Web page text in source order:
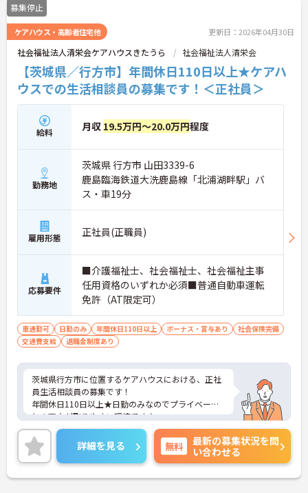
募集停止
ケアハウス・高齢者住宅他 更新日：2026年04月30日
社会福祉法人清栄会ケアハウスきたうら 社会福祉法人清栄会
【茨城県／行方市】年間休日110日以上★ケアハ
ウスでの生活相談員の募集です！＜正社員＞
給料 月収 19.5万円～20.0万円程度
勤務地
茨城県 行方市 山田3339-6
鹿島臨海鉄道大洗鹿島線「北浦湖畔駅」バ
ス・車19分
雇用形態 正社員(正職員)
応募要件
■介護福祉士、社会福祉士、社会福祉主事
任用資格のいずれか必須■普通自動車運転
免許（AT限定可）
車通勤可 日勤のみ 年間休日110日以上 ボーナス・賞与あり
社会保険完備
交通費支給
退職金制度あり
茨城県行方市に位置するケアハウスにおける、正社
員生活相談員の募集です！
年間休日110日以上★日勤のみなのでプライベート
との両立が取りやすい環境です♪
ご興味ある方には、面接対策ポイントなど、さらに
詳細をお話しいたしますのでお気軽にご相談くださ
い。
詳細を見る 無料
最新の募集状況を問
い合わせる